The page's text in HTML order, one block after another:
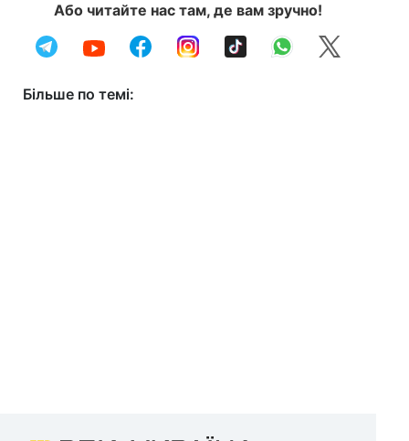
Або читайте нас там, де вам зручно!
Більше по темі: